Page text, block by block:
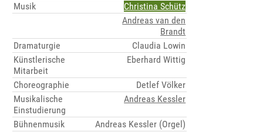
Musik
Christina Schütz
Andreas van den
Brandt
Dramaturgie
Claudia Lowin
Künstlerische
Mitarbeit
Eberhard Wittig
Choreographie
Detlef Völker
Musikalische
Einstudierung
Andreas Kessler
Bühnenmusik
Andreas Kessler (Orgel)